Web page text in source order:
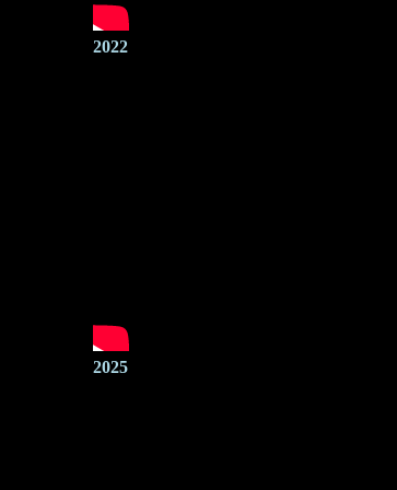
2022
2025